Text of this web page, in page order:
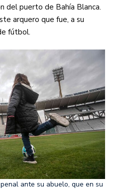
del puerto de Bahía Blanca.
arquero que fue, a su
fútbol.
ante su abuelo, que en su